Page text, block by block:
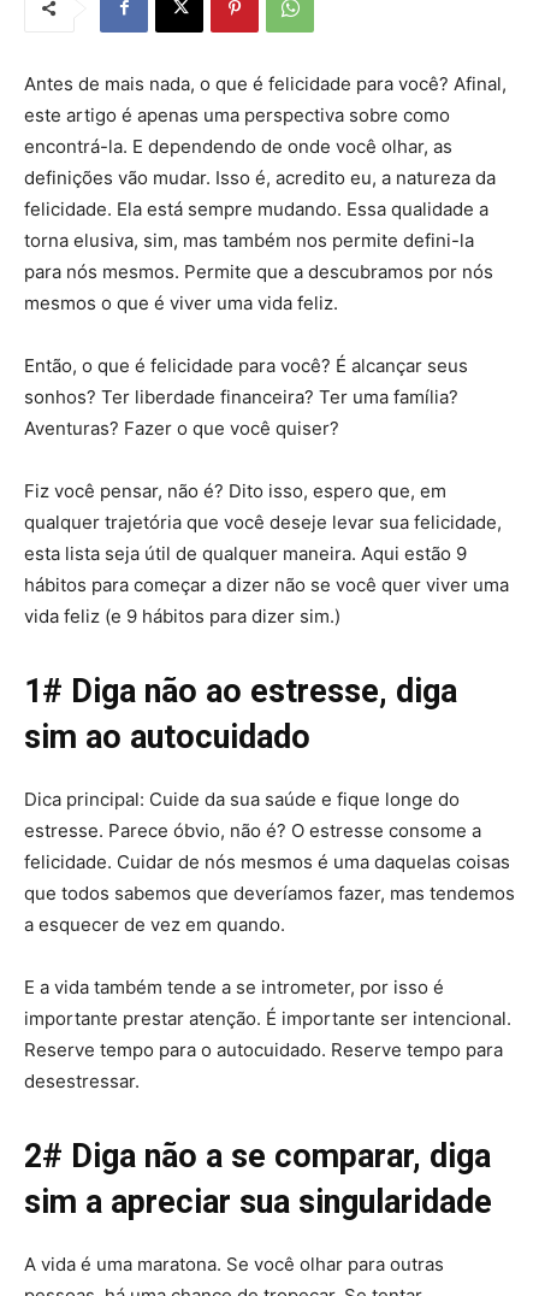
Antes de mais nada, o que é felicidade para você? Afinal,
este artigo é apenas uma perspectiva sobre como
encontrá-la. E dependendo de onde você olhar, as
definições vão mudar. Isso é, acredito eu, a natureza da
felicidade. Ela está sempre mudando. Essa qualidade a
torna elusiva, sim, mas também nos permite defini-la
para nós mesmos. Permite que a descubramos por nós
mesmos o que é viver uma vida feliz.
Então, o que é felicidade para você? É alcançar seus
sonhos? Ter liberdade financeira? Ter uma família?
Aventuras? Fazer o que você quiser?
Fiz você pensar, não é? Dito isso, espero que, em
qualquer trajetória que você deseje levar sua felicidade,
esta lista seja útil de qualquer maneira. Aqui estão 9
hábitos para começar a dizer não se você quer viver uma
vida feliz (e 9 hábitos para dizer sim.)
1# Diga não ao estresse, diga
sim ao autocuidado
Dica principal: Cuide da sua saúde e fique longe do
estresse. Parece óbvio, não é? O estresse consome a
felicidade. Cuidar de nós mesmos é uma daquelas coisas
que todos sabemos que deveríamos fazer, mas tendemos
a esquecer de vez em quando.
E a vida também tende a se intrometer, por isso é
importante prestar atenção. É importante ser intencional.
Reserve tempo para o autocuidado. Reserve tempo para
desestressar.
2# Diga não a se comparar, diga
sim a apreciar sua singularidade
A vida é uma maratona. Se você olhar para outras